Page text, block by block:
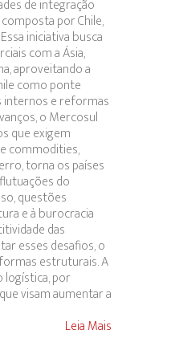
de integração
por Chile,
iniciativa busca
com a Ásia,
aproveitando a
como ponte
internos e reformas
o Mercosul
que exigem
commodities,
torna os países
do
questões
e à burocracia
das
esses desafios, o
estruturais. A
logística, por
visam aumentar a
Leia Mais